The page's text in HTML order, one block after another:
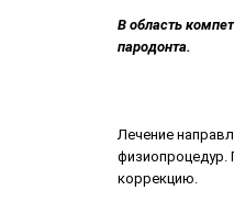
В область
пародонта.
Лечение
физиопроцедур.
коррекцию.